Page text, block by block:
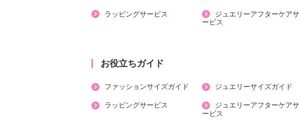
ラッピングサービス
ジュエリーアフターケアサ
ービス
お役立ちガイド
ファッションサイズガイド ジュエリーサイズガイド
ラッピングサービス
ジュエリーアフターケアサ
ービス